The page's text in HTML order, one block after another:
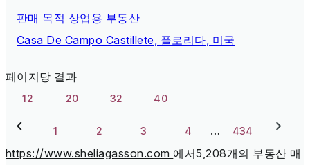
판매 목적 상업용 부동산
Casa De Campo Castillete, 플로리다, 미국
페이지당 결과
12 20 32 40
1 2 3 4 … 434
https://www.sheliagasson.com 에서5,208개의 부동산 매